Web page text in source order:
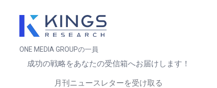
ONE MEDIA GROUPの一員
成功の戦略をあなたの受信箱へお届けします！
月刊ニュースレターを受け取る